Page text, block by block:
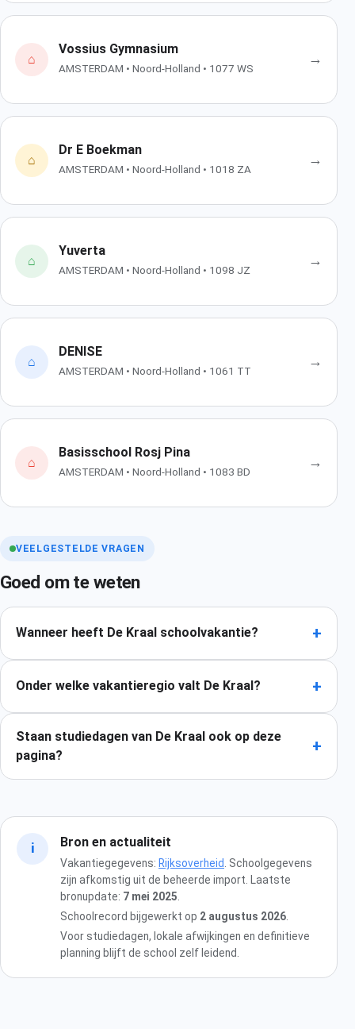
⌂
Vossius Gymnasium
AMSTERDAM • Noord-Holland • 1077 WS
→
⌂
Dr E Boekman
AMSTERDAM • Noord-Holland • 1018 ZA
→
⌂
Yuverta
AMSTERDAM • Noord-Holland • 1098 JZ
→
⌂
DENISE
AMSTERDAM • Noord-Holland • 1061 TT
→
⌂
Basisschool Rosj Pina
AMSTERDAM • Noord-Holland • 1083 BD
→
VEELGESTELDE VRAGEN
Goed om te weten
Wanneer heeft De Kraal schoolvakantie? +
Onder welke vakantieregio valt De Kraal? +
Staan studiedagen van De Kraal ook op deze
pagina?
+
i Bron en actualiteit
Vakantiegegevens: Rijksoverheid . Schoolgegevens
zijn afkomstig uit de beheerde import. Laatste
bronupdate: 7 mei 2025
Schoolrecord bijgewerkt op 2 augustus 2026
Voor studiedagen, lokale afwijkingen en definitieve
planning blijft de school zelf leidend.